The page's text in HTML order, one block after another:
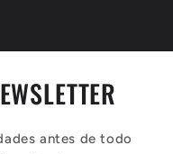
antes de todo